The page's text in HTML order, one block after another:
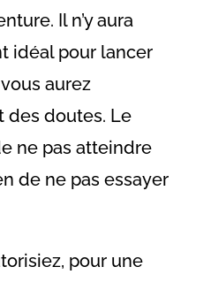
Il n’y aura
idéal pour lancer
aurez
des doutes. Le
ne pas atteindre
de ne pas essayer
pour une